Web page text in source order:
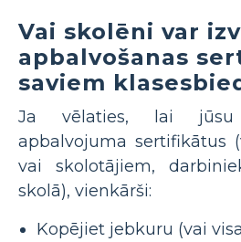
Vai skolēni var
apbalvošanas
saviem
Ja vēlaties, lai jūsu
apbalvojuma sertifikātus
vai skolotājiem,
skolā), vienkārši:
Kopējiet jebkuru (vai